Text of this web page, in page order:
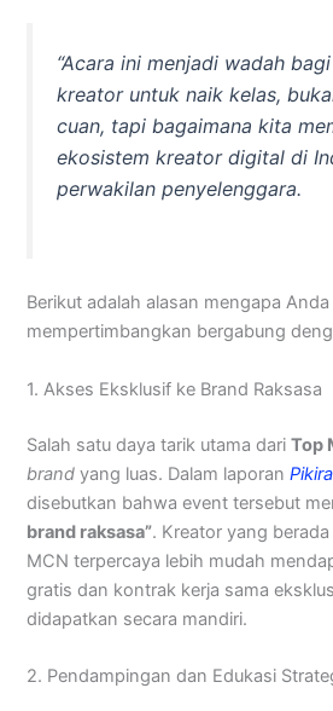
“Acara ini menjadi wadah
kreator untuk naik kelas,
cuan, tapi bagaimana kita
ekosistem kreator digital di
perwakilan penyelenggara.
Berikut adalah alasan mengapa
mempertimbangkan bergabung
1. Akses Eksklusif ke Brand Raksasa
Salah satu daya tarik utama dariTop
brand yang luas. Dalam laporan
disebutkan bahwa event tersebut
brand raksasa”. Kreator yang
MCN terpercaya lebih mudah
gratis dan kontrak kerja sama
didapatkan secara mandiri.
2. Pendampingan dan Edukasi